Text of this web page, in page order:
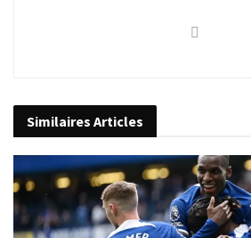
Similaires Articles